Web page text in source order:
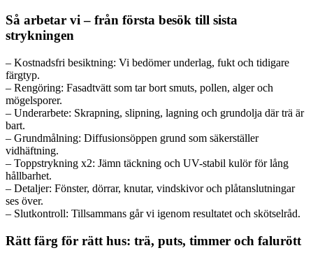
Så arbetar vi – från första besök till sista
strykningen
– Kostnadsfri besiktning: Vi bedömer underlag, fukt och tidigare
färgtyp.
– Rengöring: Fasadtvätt som tar bort smuts, pollen, alger och
mögelsporer.
– Underarbete: Skrapning, slipning, lagning och grundolja där trä är
bart.
– Grundmålning: Diffusionsöppen grund som säkerställer
vidhäftning.
– Toppstrykning x2: Jämn täckning och UV-stabil kulör för lång
hållbarhet.
– Detaljer: Fönster, dörrar, knutar, vindskivor och plåtanslutningar
ses över.
– Slutkontroll: Tillsammans går vi igenom resultatet och skötselråd.
Rätt färg för rätt hus: trä, puts, timmer och falurött